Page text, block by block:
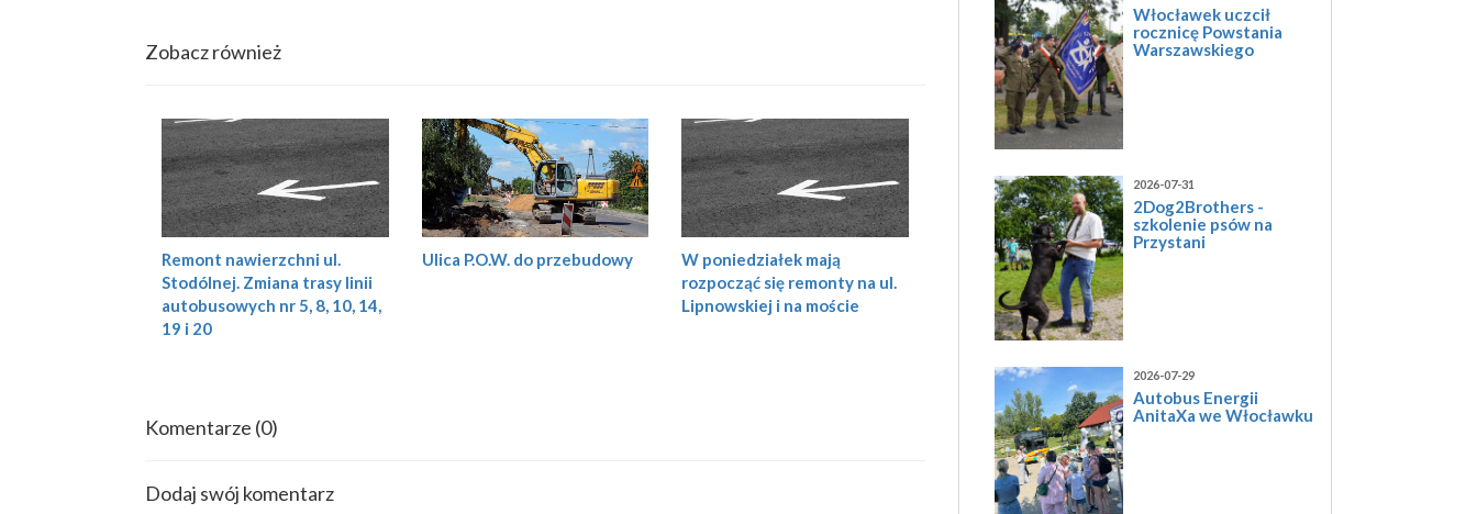
Zobacz również
Remont nawierzchni ul.
Stodólnej. Zmiana trasy linii
autobusowych nr 5, 8, 10, 14,
19 i 20
Ulica P.O.W. do przebudowy
W poniedziałek mają
rozpocząć się remonty na ul.
Lipnowskiej i na moście
Komentarze (0)
Dodaj swój komentarz
Włocławek uczcił
rocznicę Powstania
Warszawskiego
2026-07-31
2Dog2Brothers -
szkolenie psów na
Przystani
2026-07-29
Autobus Energii
AnitaXa we Włocławku